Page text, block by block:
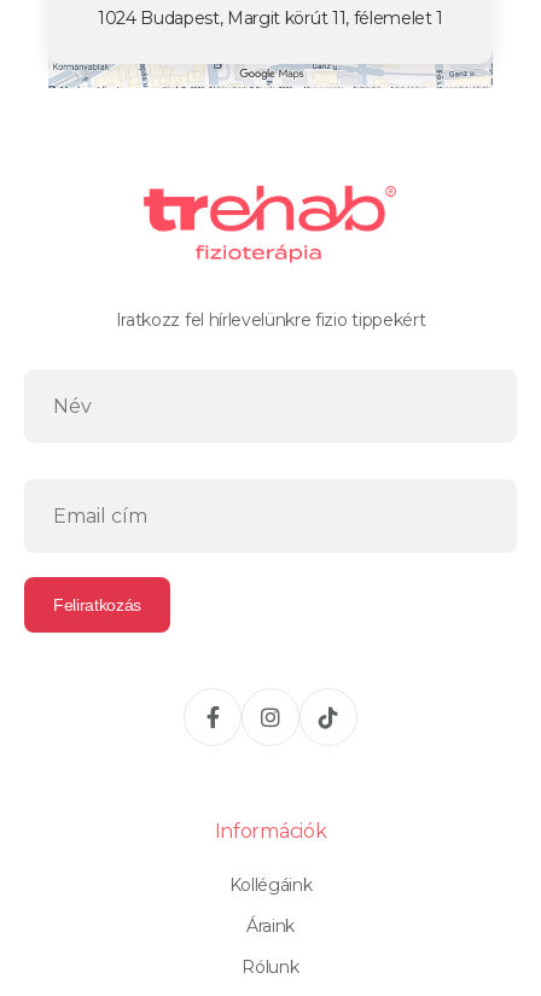
1024 Budapest, Margit körút 11, félemelet 1
Iratkozz fel hírlevelünkre fizio tippekért
Információk
Kollégáink
Áraink
Rólunk